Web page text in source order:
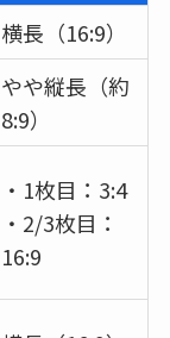
横長（16:9）
やや縦長（約
8:9）
・1枚目：3:4
・2/3枚目：
16:9